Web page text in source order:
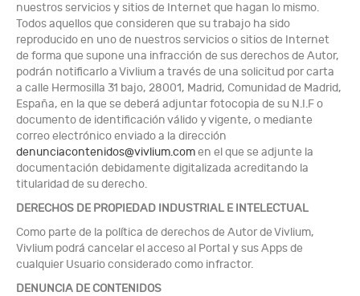
nuestros servicios y sitios de Internet que hagan lo mismo.
Todos aquellos que consideren que su trabajo ha sido
reproducido en uno de nuestros servicios o sitios de Internet
de forma que supone una infracción de sus derechos de Autor,
podrán notificarlo a Vivlium a través de una solicitud por carta
a calle Hermosilla 31 bajo, 28001, Madrid, Comunidad de Madrid,
España, en la que se deberá adjuntar fotocopia de su N.I.F o
documento de identificación válido y vigente, o mediante
correo electrónico enviado a la dirección
denunciacontenidos@vivlium.comen el que se adjunte la
documentación debidamente digitalizada acreditando la
titularidad de su derecho.
DERECHOS DE PROPIEDAD INDUSTRIAL E INTELECTUAL
Como parte de la política de derechos de Autor de Vivlium,
Vivlium podrá cancelar el acceso al Portal y sus Apps de
cualquier Usuario considerado como infractor.
DENUNCIA DE CONTENIDOS